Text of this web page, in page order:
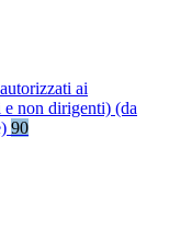
ai
non dirigenti) (da
90